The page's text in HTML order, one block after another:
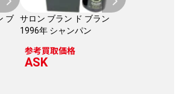
ブ
サロン ブラン ド ブラン
1996年 シャンパン
参考買取価格
ASK